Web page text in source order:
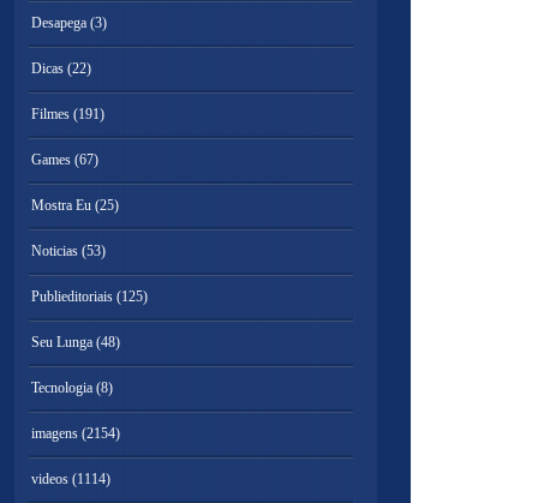
Desapega (3)
Dicas (22)
Filmes (191)
Games (67)
Mostra Eu (25)
Noticias (53)
Publieditoriais (125)
Seu Lunga (48)
Tecnologia (8)
imagens (2154)
videos (1114)